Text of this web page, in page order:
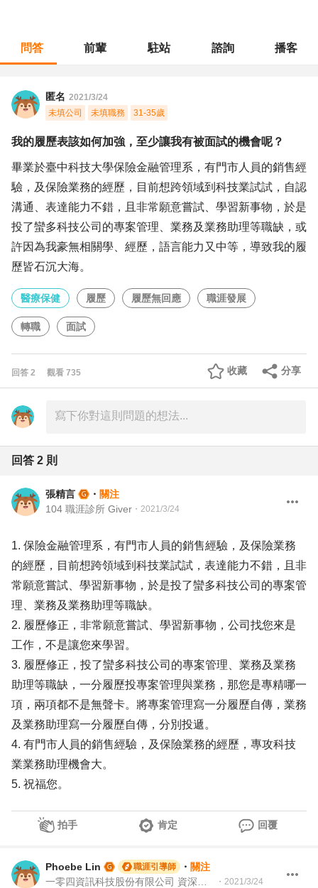
問答 前輩 駐站 諮詢 播客
匿名 2021/3/24
未填公司
未填職務 31-35歲
我的履歷表該如何加強，至少讓我有被面試的機會呢？
畢業於臺中科技大學保險金融管理系，有門市人員的銷售經
驗，及保險業務的經歷，目前想跨領域到科技業試試，自認
溝通、表達能力不錯，且非常願意嘗試、學習新事物，於是
投了蠻多科技公司的專案管理、業務及業務助理等職缺，或
許因為我豪無相關學、經歷，語言能力又中等，導致我的履
歷皆石沉大海。
醫療保健 履歷 履歷無回應 職涯發展
轉職 面試
回答 2 觀看 735 分享
收藏
回答 2 則
張精言 ・ 關注
104 職涯診所 Giver ・ 2021/3/24
1. 保險金融管理系，有門市人員的銷售經驗，及保險業務
的經歷，目前想跨領域到科技業試試，表達能力不錯，且非
常願意嘗試、學習新事物，於是投了蠻多科技公司的專案管
理、業務及業務助理等職缺。
2. 履歷修正，非常願意嘗試、學習新事物，公司找您來是
工作，不是讓您來學習。
3. 履歷修正，投了蠻多科技公司的專案管理、業務及業務
助理等職缺，一分履歷投專案管理與業務，那您是專精哪一
項，兩項都不是無聲卡。將專案管理寫一分履歷自傳，業務
及業務助理寫一分履歷自傳，分別投遞。
4. 有門市人員的銷售經驗，及保險業務的經歷，專攻科技
業業務助理機會大。
5. 祝福您。
拍手 肯定 回覆
Phoebe Lin 職涯引導師 ・ 關注
・ 2021/3/24